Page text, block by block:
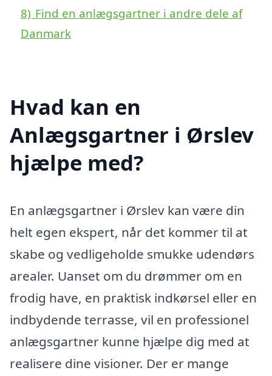
8) Find en anlægsgartner i andre dele af
Danmark
Hvad kan en
Anlægsgartner i Ørslev
hjælpe med?
En anlægsgartner i Ørslev kan være din
helt egen ekspert, når det kommer til at
skabe og vedligeholde smukke udendørs
arealer. Uanset om du drømmer om en
frodig have, en praktisk indkørsel eller en
indbydende terrasse, vil en professionel
anlægsgartner kunne hjælpe dig med at
realisere dine visioner. Der er mange